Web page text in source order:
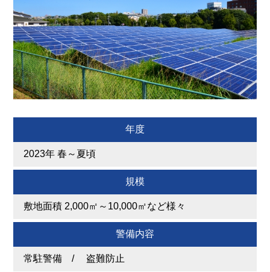
年度
2023年 春～夏頃
規模
敷地面積 2,000㎡～10,000㎡など様々
警備内容
常駐警備 / 盗難防止